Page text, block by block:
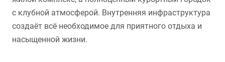
с клубной атмосферой. Внутренняя инфраструктура
создаёт всё необходимое для приятного отдыха и
насыщенной жизни.